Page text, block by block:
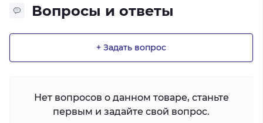
Вопросы и ответы
+ Задать вопрос
Нет вопросов о данном товаре, станьте
первым и задайте свой вопрос.